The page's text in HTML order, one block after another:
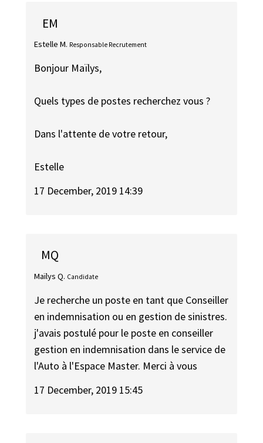
EM
Estelle M. Responsable Recrutement
Bonjour Maïlys,
Quels types de postes recherchez vous ?
Dans l'attente de votre retour,
Estelle
17 December, 2019 14:39
MQ
Maïlys Q. Candidate
Je recherche un poste en tant que Conseiller
en indemnisation ou en gestion de sinistres.
j'avais postulé pour le poste en conseiller
gestion en indemnisation dans le service de
l'Auto à l'Espace Master. Merci à vous
17 December, 2019 15:45